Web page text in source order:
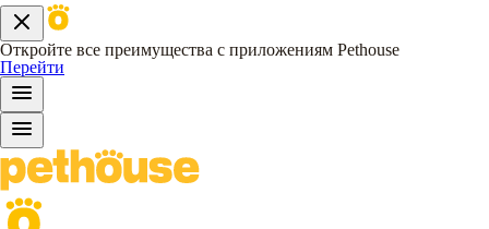
Откройте все преимущества с приложениям Pethouse
Перейти